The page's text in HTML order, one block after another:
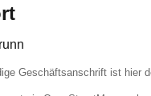
Geschäftsanschrift ist hier